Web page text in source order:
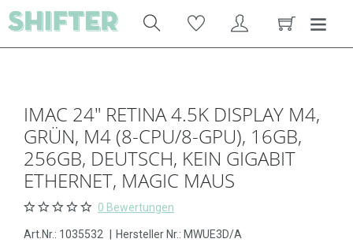
IMAC 24" RETINA 4.5K DISPLAY M4,
GRÜN, M4 (8-CPU/8-GPU), 16GB,
256GB, DEUTSCH, KEIN GIGABIT
ETHERNET, MAGIC MAUS
0 Bewertungen
Art.Nr.: 1035532 Hersteller Nr.: MWUE3D/A